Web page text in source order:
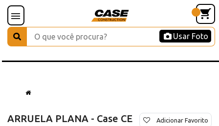
Usar Foto
ARRUELA PLANA - Case CE Adicionar Favorito